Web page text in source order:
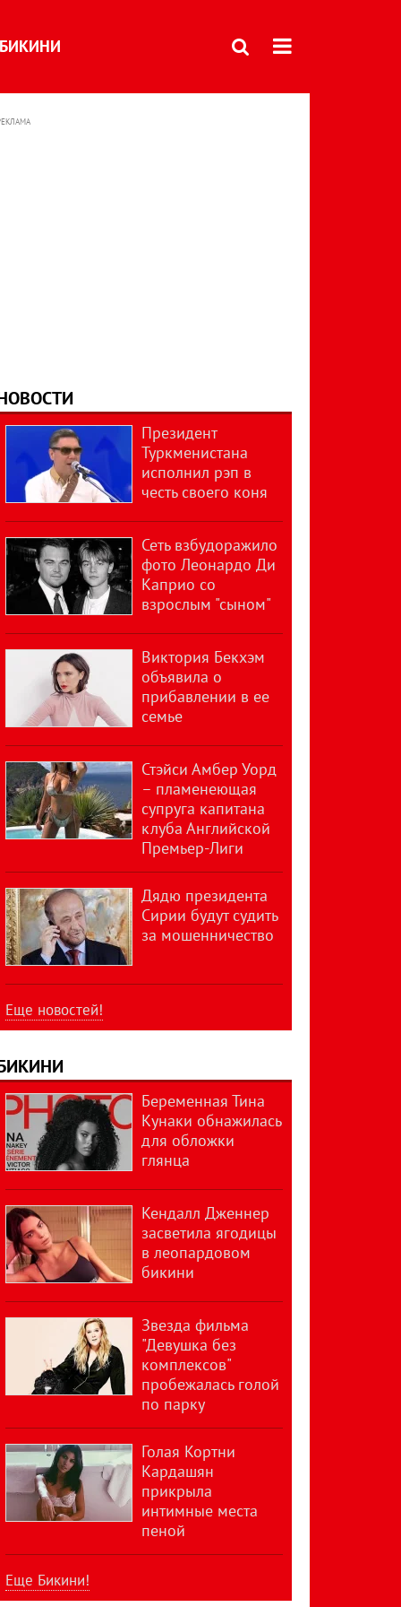
БИКИНИ
Президент
Туркменистана
исполнил рэп в
честь своего коня
Сеть взбудоражило
фото Леонардо Ди
Каприо со
взрослым "сыном"
Виктория Бекхэм
объявила о
прибавлении в ее
семье
Стэйси Амбер Уорд
– пламенеющая
супруга капитана
клуба Английской
Премьер-Лиги
Дядю президента
Сирии будут судить
за мошенничество
Еще новостей!
Беременная Тина
Кунаки обнажилась
для обложки
глянца
Кендалл Дженнер
засветила ягодицы
в леопардовом
бикини
Звезда фильма
"Девушка без
комплексов"
пробежалась голой
по парку
Голая Кортни
Кардашян
прикрыла
интимные места
пеной
Еще Бикини!